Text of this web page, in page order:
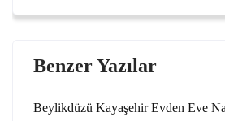
Benzer Yazılar
Beylikdüzü Kayaşehir Evden Eve